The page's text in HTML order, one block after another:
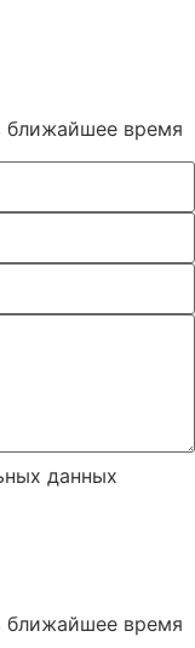
время
данных
время